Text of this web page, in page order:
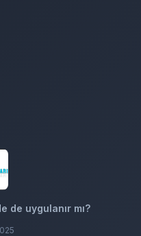
de uygulanır mı?